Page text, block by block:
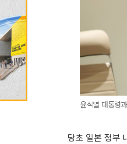
윤석열 대통령
당초 일본 정부